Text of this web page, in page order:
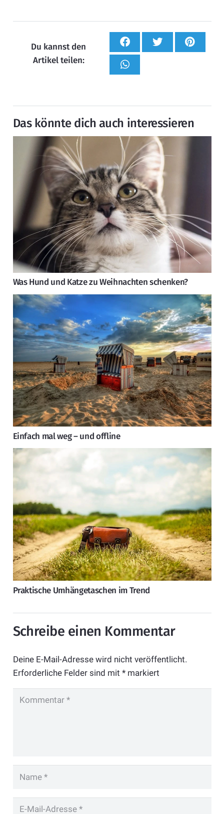
Du kannst den
Artikel teilen:
Das könnte dich auch interessieren
Was Hund und Katze zu Weihnachten schenken?
Einfach mal weg – und offline
Praktische Umhängetaschen im Trend
Schreibe einen Kommentar
Deine E-Mail-Adresse wird nicht veröffentlicht.
Erforderliche Felder sind mit *markiert